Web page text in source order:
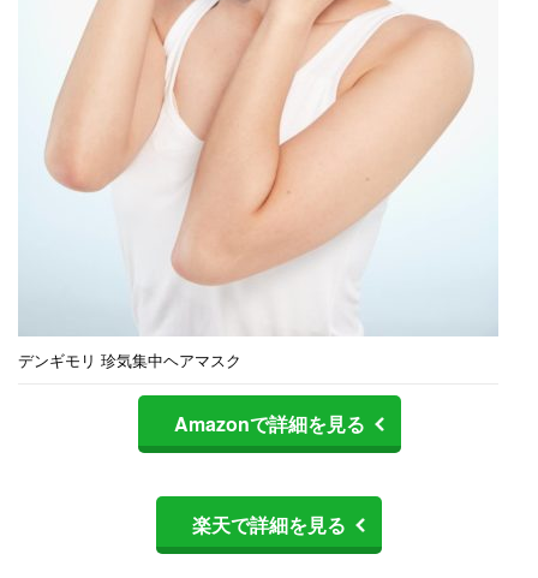
デンギモリ 珍気集中ヘアマスク
Amazonで詳細を見る
楽天で詳細を見る